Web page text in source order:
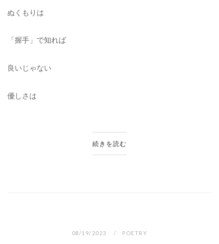
ぬくもりは
「握手」で知れば
良いじゃない
優しさは
続きを読む
08/19/2023 POETRY